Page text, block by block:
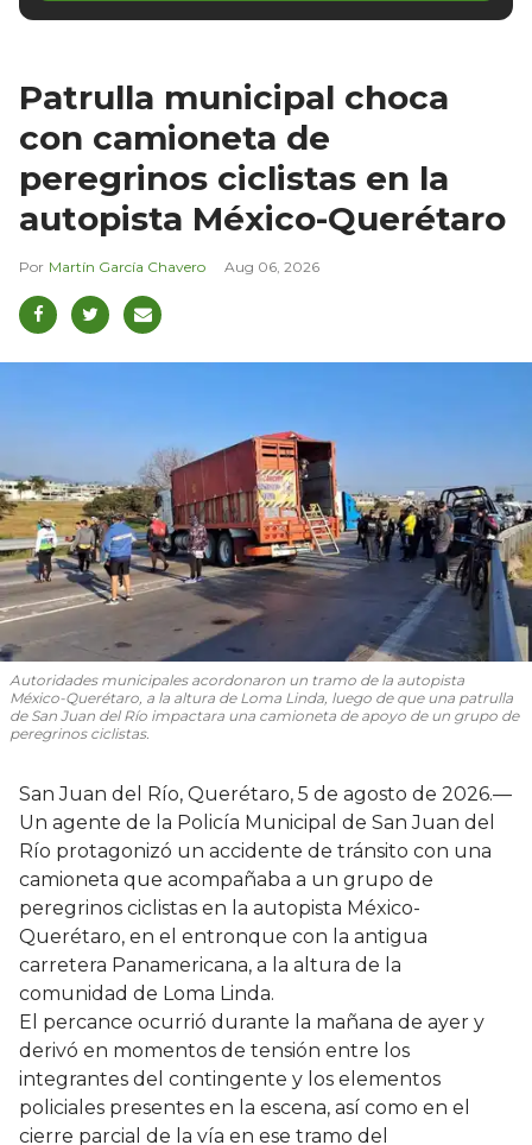
Patrulla municipal choca
con camioneta de
peregrinos ciclistas en la
autopista México-Querétaro
Martín García Chavero Aug 06, 2026
Autoridades municipales acordonaron un tramo de la autopista
México-Querétaro, a la altura de Loma Linda, luego de que una patrulla
de San Juan del Río impactara una camioneta de apoyo de un grupo de
peregrinos ciclistas.
San Juan del Río, Querétaro, 5 de agosto de 2026.—
Un agente de la Policía Municipal de San Juan del
Río protagonizó un accidente de tránsito con una
camioneta que acompañaba a un grupo de
peregrinos ciclistas en la autopista México-
Querétaro, en el entronque con la antigua
carretera Panamericana, a la altura de la
comunidad de Loma Linda.
El percance ocurrió durante la mañana de ayer y
derivó en momentos de tensión entre los
integrantes del contingente y los elementos
policiales presentes en la escena, así como en el
cierre parcial de la vía en ese tramo del